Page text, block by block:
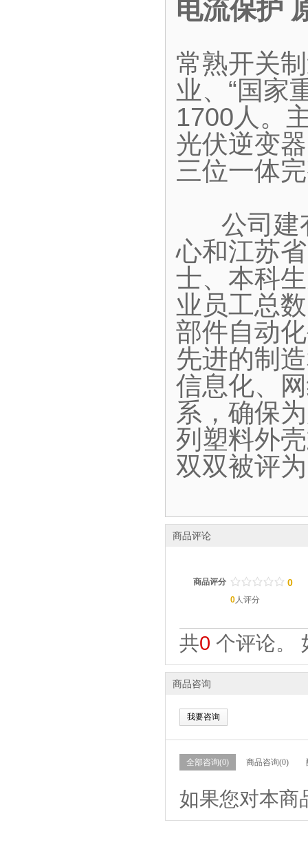
电流保护
常熟开关
业、“国家
1700人。
光伏逆变
三位一体
公司建
心和江苏
士、本科
业员工总
部件自动
先进的制
信息化、
系，确保
列塑料外
双双被评
商品评论
商品评分 / / / / /
. . . . . 0
0人评分
共0 个评论。
商品咨询
我要咨询
全部咨询(0) 商品咨询(0)
如果您对本商